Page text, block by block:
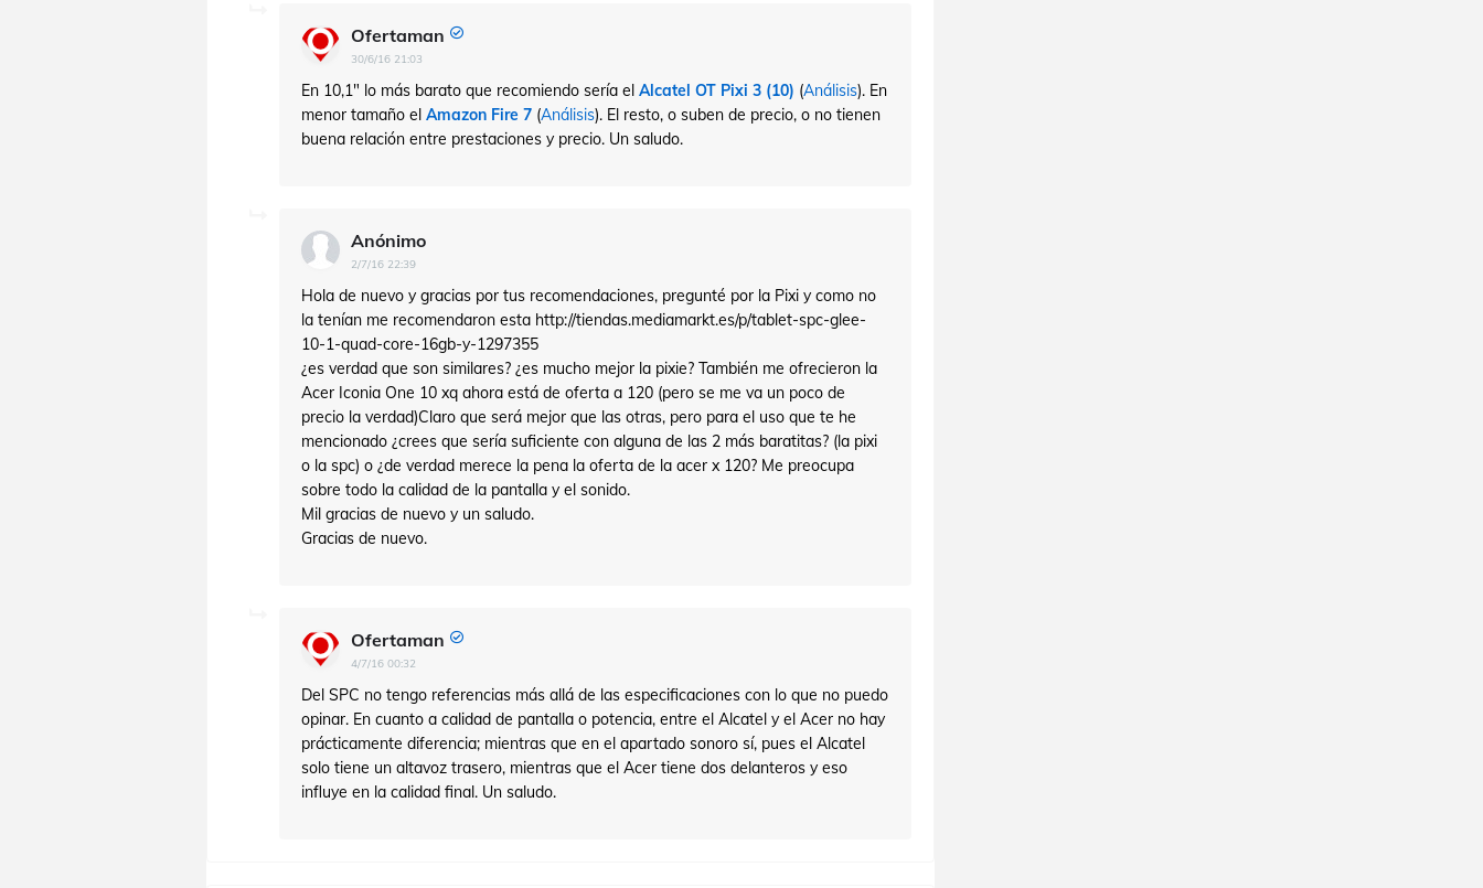
Ofertaman
30/6/16 21:03
En 10,1" lo más barato que recomiendo sería el Alcatel OT Pixi 3 (10) (Análisis). En
menor tamaño el Amazon Fire 7 (Análisis). El resto, o suben de precio, o no tienen
buena relación entre prestaciones y precio. Un saludo.
Anónimo
2/7/16 22:39
Hola de nuevo y gracias por tus recomendaciones, pregunté por la Pixi y como no
la tenían me recomendaron esta http://tiendas.mediamarkt.es/p/tablet-spc-glee-
10-1-quad-core-16gb-y-1297355
¿es verdad que son similares? ¿es mucho mejor la pixie? También me ofrecieron la
Acer Iconia One 10 xq ahora está de oferta a 120 (pero se me va un poco de
precio la verdad)Claro que será mejor que las otras, pero para el uso que te he
mencionado ¿crees que sería suficiente con alguna de las 2 más baratitas? (la pixi
o la spc) o ¿de verdad merece la pena la oferta de la acer x 120? Me preocupa
sobre todo la calidad de la pantalla y el sonido.
Mil gracias de nuevo y un saludo.
Gracias de nuevo.
Ofertaman
4/7/16 00:32
Del SPC no tengo referencias más allá de las especificaciones con lo que no puedo
opinar. En cuanto a calidad de pantalla o potencia, entre el Alcatel y el Acer no hay
prácticamente diferencia; mientras que en el apartado sonoro sí, pues el Alcatel
solo tiene un altavoz trasero, mientras que el Acer tiene dos delanteros y eso
influye en la calidad final. Un saludo.